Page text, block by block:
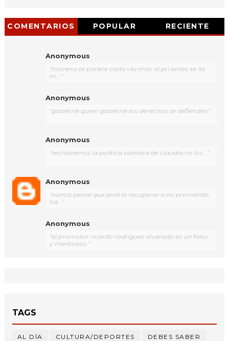
COMENTARIOS POPULAR RECIENTE
Anonymous
"morena se parece cada vez más al pri antes se lla
m..."
Anonymous
"gobierne quien gobierne los derechos se defienden"
Anonymous
"rechazamos la política salinista de claudia no los..."
Anonymous
"nunca pensé que podría recuperar a mi prometido
ha..."
Anonymous
"el promotor ricardo rodríguez alvarado es un falso
y mentiroso "
TAGS
AL DÍA CULTURA/DEPORTES DEBES SABER